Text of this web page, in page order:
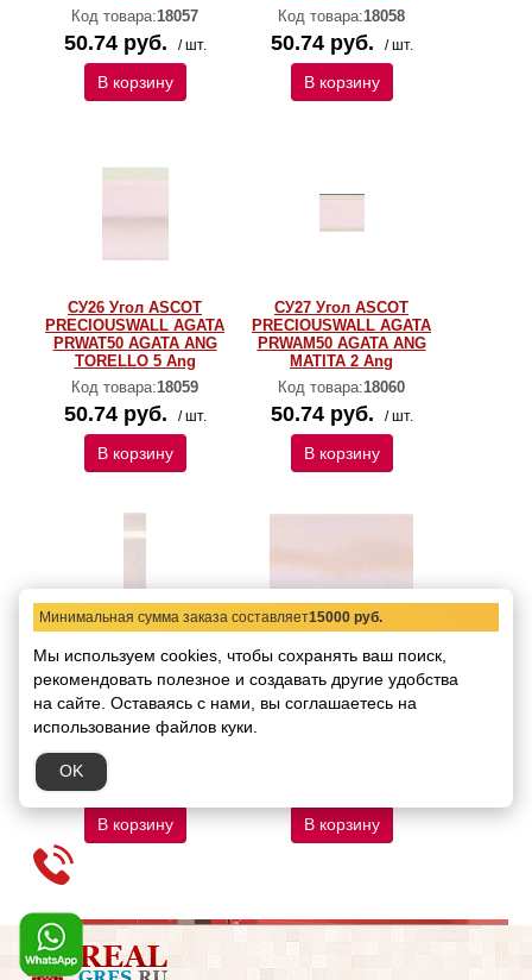
Код товара:18057
50.74 руб. / шт.
В корзину
Код товара:18058
50.74 руб. / шт.
В корзину
СУ26 Угол ASCOT
PRECIOUSWALL AGATA
PRWAT50 AGATA ANG
TORELLO 5 Ang
Код товара:18059
50.74 руб. / шт.
В корзину
СУ27 Угол ASCOT
PRECIOUSWALL AGATA
PRWAM50 AGATA ANG
MATITA 2 Ang
Код товара:18060
50.74 руб. / шт.
В корзину
СУ28 Угол ASCOT
PRECIOUSWALL AGATA
PRWAA50 AGATA ANG
ALZATA 15 Ang
Код товара:
50.74 руб.
В корзину
СП593 Плитка ASCOT
PRECIOUSWALL AGATA
PRW350 AGATA PAV
В корзину
Минимальная сумма заказа составляет15000 руб.
Мы используем cookies, чтобы сохранять ваш поиск,
рекомендовать полезное и создавать другие удобства
на сайте. Оставаясь с нами, вы соглашаетесь на
использование файлов куки.
OK